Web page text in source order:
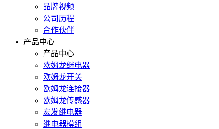
品牌视频
公司历程
合作伙伴
产品中心
产品中心
欧姆龙继电器
欧姆龙开关
欧姆龙连接器
欧姆龙传感器
宏发继电器
继电器模组